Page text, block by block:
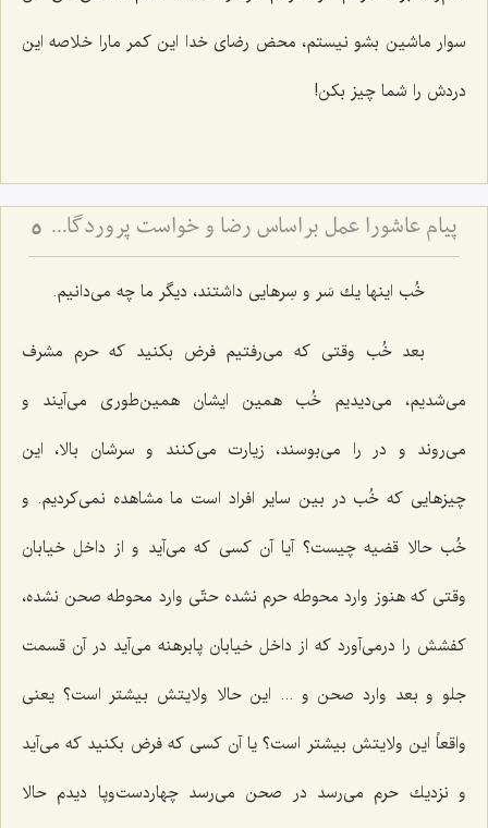
سوار ماشین بشو نیستم، محض رضای خدا این كمر مارا خلاصه این
دردش را شما چیز بكن!
پیام عاشورا عمل براساس رضا و خواست پروردگار متعال در همه شؤون زندگی 5
خُب اینها یك سَر و سِرهایی داشتند، دیگر ما چه می‌دانیم.
بعد خُب وقتی كه می‌رفتیم فرض بكنید كه حرم مشرف
می‌شدیم، می‌دیدیم خُب همین ایشان همین‌طوری می‌آیند و
می‌روند و در را می‌بوسند، زیارت می‌كنند و سرشان بالا، این
چیزهایی كه خُب در بین سایر افراد است ما مشاهده نمی‌كردیم. و
خُب حالا قضیه چیست؟ آیا آن كسی كه می‌آید و از داخل خیابان
وقتی كه هنوز وارد محوطه حرم نشده حتّی وارد محوطه صحن نشده،
كفشش را درمی‌آورد كه از داخل خیابان پابرهنه می‌آید در آن قسمت
جلو و بعد وارد صحن و ... این حالا ولایتش بیشتر است؟ یعنی
واقعاً این ولایتش بیشتر است؟ یا آن كسی كه فرض بكنید كه می‌آید
و نزدیك حرم می‌رسد در صحن می‌رسد چهاردست‌وپا دیدم حالا